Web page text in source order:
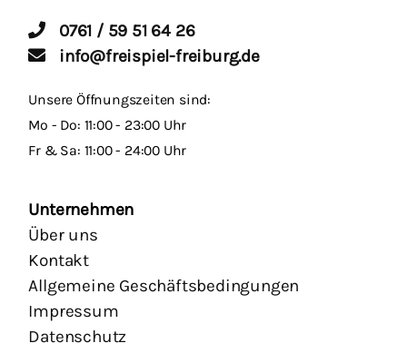
0761 / 59 51 64 26
info@freispiel-freiburg.de
Unsere Öffnungszeiten sind:
Mo - Do: 11:00 - 23:00 Uhr
Fr & Sa: 11:00 - 24:00 Uhr
Unternehmen
Über uns
Kontakt
Allgemeine Geschäftsbedingungen
Impressum
Datenschutz